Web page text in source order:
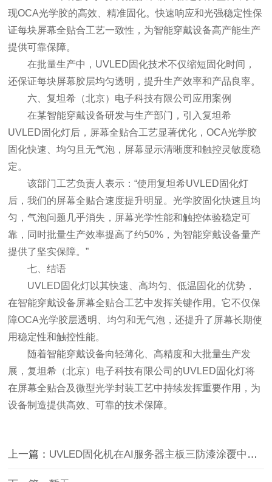
现OCA光学胶的高效、精准固化。快速响应和光强稳定性保
证每块屏幕全贴合工艺一致性，为智能穿戴设备高产能生产
提供可靠保障。
在批量生产中，UVLED固化技术不仅缩短固化时间，
还保证每块屏幕胶层均匀透明，提升生产效率和产品良率。
六、复坦希（北京）电子科技有限公司应用案例
在某智能穿戴设备研发与生产部门，引入复坦希
UVLED固化灯后，屏幕全贴合工艺显著优化，OCA光学胶
固化快速、均匀且无气泡，屏幕显示清晰度和触控灵敏度稳
定。
该部门工艺负责人表示：“使用复坦希UVLED固化灯
后，我们的屏幕全贴合速度提升明显。光学胶固化快速且均
匀，气泡问题几乎消失，屏幕光学性能和触控体验稳定可
靠，同时批量生产效率提高了约50%，为智能穿戴设备量产
提供了坚实保障。”
七、结语
UVLED固化灯以其快速、高均匀、低温固化的优势，
在智能穿戴设备屏幕全贴合工艺中发挥关键作用。它不仅保
障OCA光学胶层透明、均匀和无气泡，还提升了屏幕长期使
用稳定性和触控性能。
随着智能穿戴设备向轻薄化、高精度和大批量生产发
展，复坦希（北京）电子科技有限公司的UVLED固化灯将
在屏幕全贴合及微型光学封装工艺中持续发挥重要作用，为
设备制造提供高效、可靠的技术保障。
上一篇： UVLED固化机在AI服务器主板三防漆涂覆中的应用（整板快速